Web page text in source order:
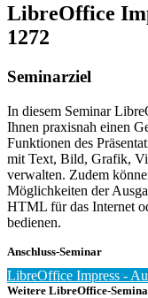
LibreOffice
1272
Seminarziel
In diesem Seminar
Ihnen praxisnah einen
Funktionen des
mit Text, Bild, Grafik,
verwalten. Zudem
Möglichkeiten der
HTML für das Internet
bedienen.
Anschluss-Seminar
LibreOffice Impress -
Weitere LibreOffice-